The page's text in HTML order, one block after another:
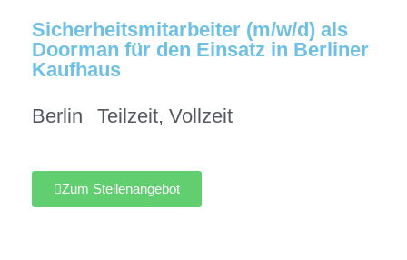
Sicherheitsmitarbeiter (m/w/d) als
Doorman für den Einsatz in Berliner
Kaufhaus
Berlin Teilzeit, Vollzeit
Zum Stellenangebot